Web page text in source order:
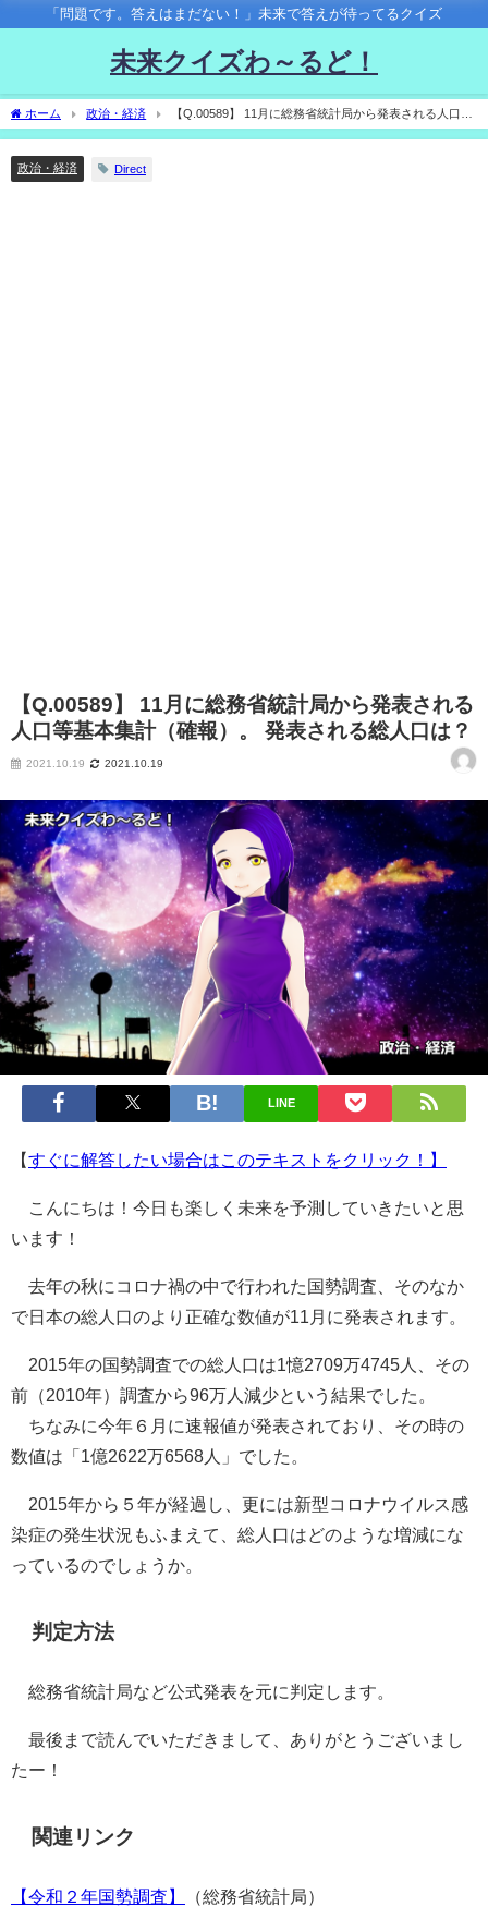
「問題です。答えはまだない！」未来で答えが待ってるクイズ
未来クイズわ～るど！
ホーム 政治・経済
【Q.00589】 11月に総務省統計局から発表される人口等
基本集計（確報）。 発表される総人口は？
政治・経済 Direct
【Q.00589】 11月に総務省統計局から発表される
人口等基本集計（確報）。 発表される総人口は？
2021.10.19 2021.10.19
LINE
【すぐに解答したい場合はこのテキストをクリック！】
こんにちは！今日も楽しく未来を予測していきたいと思
います！
去年の秋にコロナ禍の中で行われた国勢調査、そのなか
で日本の総人口のより正確な数値が11月に発表されます。
2015年の国勢調査での総人口は1憶2709万4745人、その
前（2010年）調査から96万人減少という結果でした。
ちなみに今年６月に速報値が発表されており、その時の
数値は「1億2622万6568人」でした。
2015年から５年が経過し、更には新型コロナウイルス感
染症の発生状況もふまえて、総人口はどのような増減にな
っているのでしょうか。
判定方法
総務省統計局など公式発表を元に判定します。
最後まで読んでいただきまして、ありがとうございまし
たー！
関連リンク
【令和２年国勢調査】 （総務省統計局）